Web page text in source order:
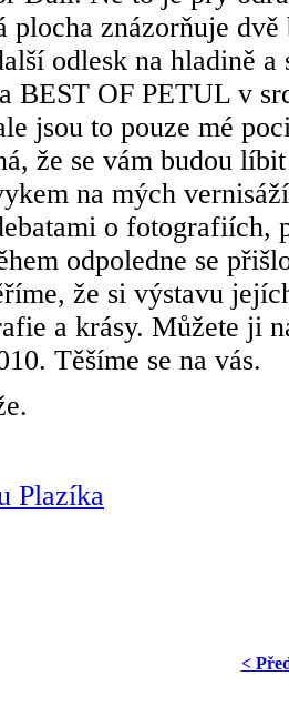
plocha znázorňuje
odlesk na hladině
BEST OF PETUL v
jsou to pouze mé
že se vám budou
na mých
o fotografiích,
odpoledne se
že si výstavu
a krásy. Můžete ji
Těšíme se na vás.
Plazíka
<